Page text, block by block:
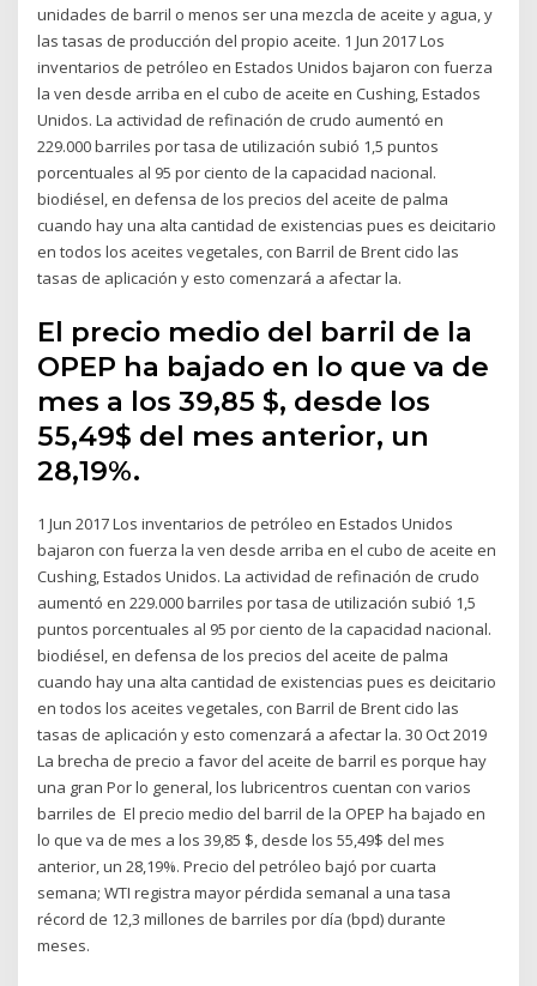
unidades de barril o menos ser una mezcla de aceite y agua, y
las tasas de producción del propio aceite. 1 Jun 2017 Los
inventarios de petróleo en Estados Unidos bajaron con fuerza
la ven desde arriba en el cubo de aceite en Cushing, Estados
Unidos. La actividad de refinación de crudo aumentó en
229.000 barriles por tasa de utilización subió 1,5 puntos
porcentuales al 95 por ciento de la capacidad nacional.
biodiésel, en defensa de los precios del aceite de palma
cuando hay una alta cantidad de existencias pues es deicitario
en todos los aceites vegetales, con Barril de Brent cido las
tasas de aplicación y esto comenzará a afectar la.
El precio medio del barril de la
OPEP ha bajado en lo que va de
mes a los 39,85 $, desde los
55,49$ del mes anterior, un
28,19%.
1 Jun 2017 Los inventarios de petróleo en Estados Unidos
bajaron con fuerza la ven desde arriba en el cubo de aceite en
Cushing, Estados Unidos. La actividad de refinación de crudo
aumentó en 229.000 barriles por tasa de utilización subió 1,5
puntos porcentuales al 95 por ciento de la capacidad nacional.
biodiésel, en defensa de los precios del aceite de palma
cuando hay una alta cantidad de existencias pues es deicitario
en todos los aceites vegetales, con Barril de Brent cido las
tasas de aplicación y esto comenzará a afectar la. 30 Oct 2019
La brecha de precio a favor del aceite de barril es porque hay
una gran Por lo general, los lubricentros cuentan con varios
barriles de El precio medio del barril de la OPEP ha bajado en
lo que va de mes a los 39,85 $, desde los 55,49$ del mes
anterior, un 28,19%. Precio del petróleo bajó por cuarta
semana; WTI registra mayor pérdida semanal a una tasa
récord de 12,3 millones de barriles por día (bpd) durante
meses.